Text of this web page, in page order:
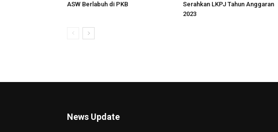
ASW Berlabuh di PKB
Serahkan LKPJ Tahun Anggaran
2023
News Update